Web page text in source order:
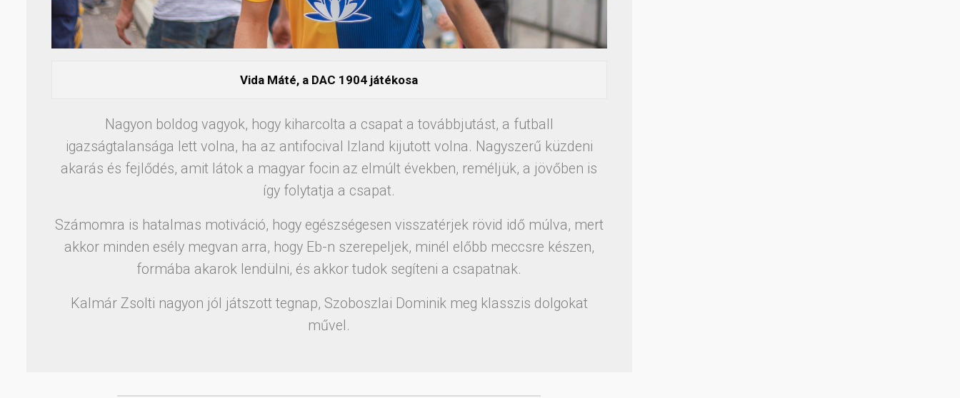
Vida Máté, a DAC 1904 játékosa
Nagyon boldog vagyok, hogy kiharcolta a csapat a továbbjutást, a futball
igazságtalansága lett volna, ha az antifocival Izland kijutott volna. Nagyszerű küzdeni
akarás és fejlődés, amit látok a magyar focin az elmúlt években, reméljük, a jövőben is
így folytatja a csapat.
Számomra is hatalmas motiváció, hogy egészségesen visszatérjek rövid idő múlva, mert
akkor minden esély megvan arra, hogy Eb-n szerepeljek, minél előbb meccsre készen,
formába akarok lendülni, és akkor tudok segíteni a csapatnak.
Kalmár Zsolti nagyon jól játszott tegnap, Szoboszlai Dominik meg klasszis dolgokat
művel.